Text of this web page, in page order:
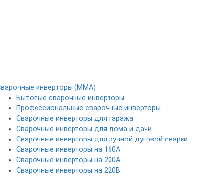
инверторы (MMA)
Бытовые сварочные инверторы
Профессиональные сварочные инверторы
Сварочные инверторы для гаража
Сварочные инверторы для дома и дачи
Сварочные инверторы для ручной дуговой сварки
Сварочные инверторы на 160А
Сварочные инверторы на 200А
Сварочные инверторы на 220В